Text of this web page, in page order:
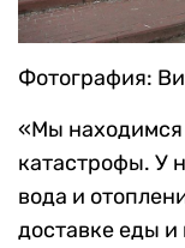
Фотография:
«Мы находимся
катастрофы. У
вода и
доставке еды